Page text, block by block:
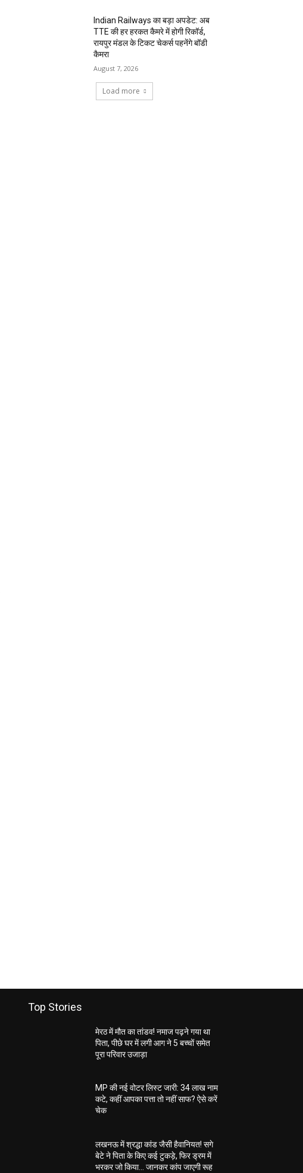
Indian Railways का बड़ा अपडेट: अब
TTE की हर हरकत कैमरे में होगी रिकॉर्ड,
रायपुर मंडल के टिकट चेकर्स पहनेंगे बॉडी
कैमरा
August 7, 2026
Load more
Top Stories
मेरठ में मौत का तांडव! नमाज पढ़ने गया था
पिता, पीछे घर में लगी आग ने 5 बच्चों समेत
पूरा परिवार उजाड़ा
MP की नई वोटर लिस्ट जारी: 34 लाख नाम
कटे, कहीं आपका पत्ता तो नहीं साफ? ऐसे करें
चेक
लखनऊ में श्रद्धा कांड जैसी हैवानियत! सगे
बेटे ने पिता के किए कई टुकड़े, फिर ड्रम में
भरकर जो किया… जानकर कांप जाएगी रूह